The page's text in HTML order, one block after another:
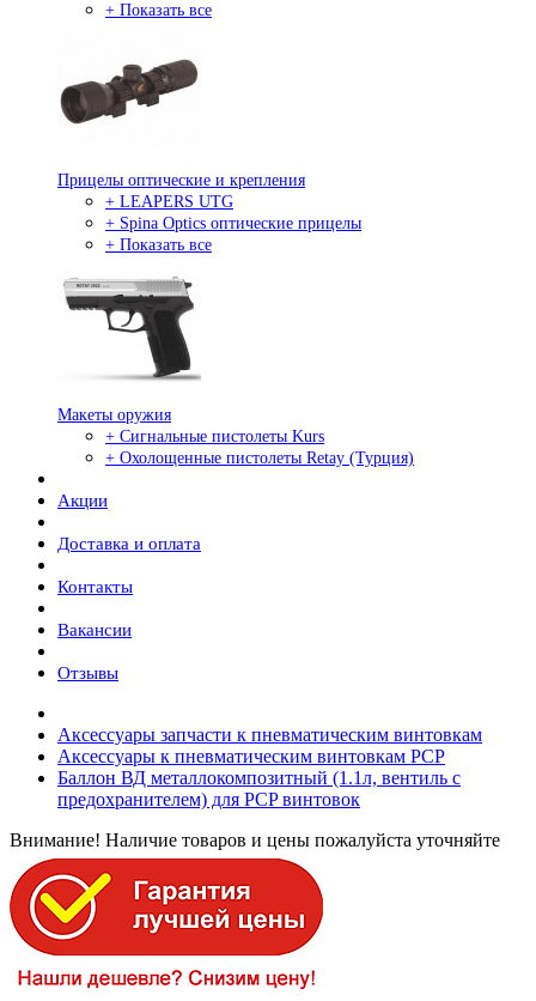
+ Показать все
Прицелы оптические и крепления
+ LEAPERS UTG
+ Spina Optics оптические прицелы
+ Показать все
Макеты оружия
+ Сигнальные пистолеты Kurs
+ Охолощенные пистолеты Retay (Турция)
Акции
Доставка и оплата
Контакты
Вакансии
Отзывы
Аксессуары запчасти к пневматическим винтовкам
Аксессуары к пневматическим винтовкам PCP
Баллон ВД металлокомпозитный (1.1л, вентиль с
предохранителем) для PCP винтовок
Внимание! Наличие товаров и цены пожалуйста уточняйте